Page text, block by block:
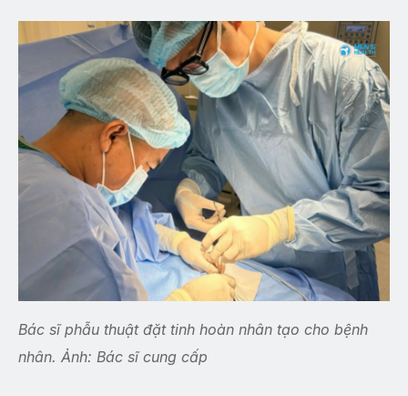
Bác sĩ phẫu thuật đặt tinh hoàn nhân tạo cho bệnh
nhân. Ảnh: Bác sĩ cung cấp